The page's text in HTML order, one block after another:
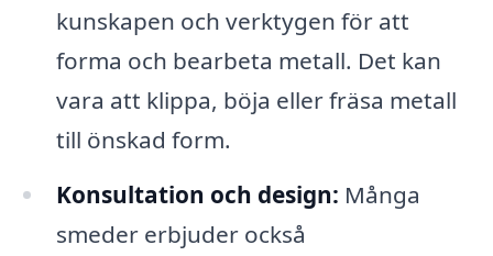
kunskapen och verktygen för att
forma och bearbeta metall. Det kan
vara att klippa, böja eller fräsa metall
till önskad form.
Konsultation och design: Många
smeder erbjuder också